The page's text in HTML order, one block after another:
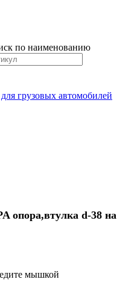
по наименованию
грузовых автомобилей
опора,втулка d-38 на
мышкой